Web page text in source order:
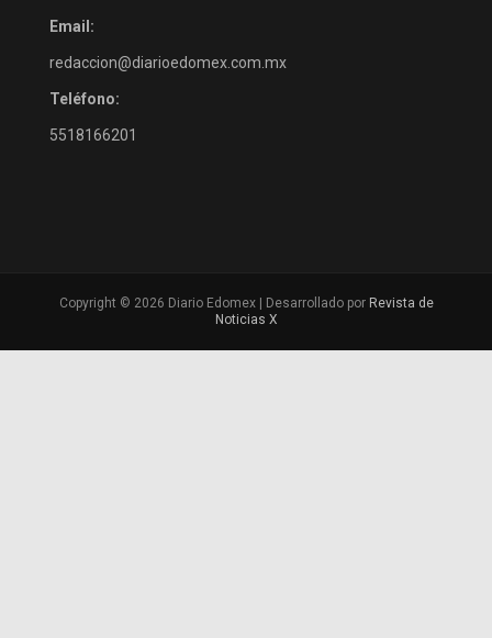
Email:
redaccion@diarioedomex.com.mx
Teléfono:
5518166201
Copyright © 2026 Diario Edomex | Desarrollado por Revista de
Noticias X